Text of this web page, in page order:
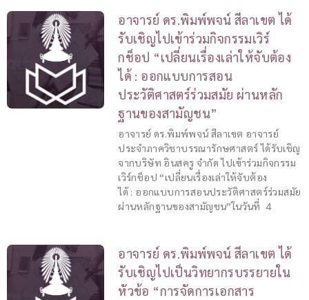
อาจารย์ ดร.พิมพ์พจน์ สีลาเขต ได้
รับเชิญไปเข้าร่วมกิจกรรมเวิร์
กช็อป “เปลี่ยนเรื่องเล่าให้จับต้อง
ได้ : ออกแบบการสอน
ประวัติศาสตร์ร่วมสมัย ผ่านหลัก
ฐานของสามัญชน”
อาจารย์ ดร.พิมพ์พจน์ สีลาเขต อาจารย์
ประจำภาควิชาบรรณารักษศาสตร์ ได้รับเชิญ
จากบริษัท อินสครู จำกัด ไปเข้าร่วมกิจกรรม
เวิร์กช็อป “เปลี่ยนเรื่องเล่าให้จับต้อง
ได้ : ออกแบบการสอนประวัติศาสตร์ร่วมสมัย
ผ่านหลักฐานของสามัญชน”ในวันที่ 4
อาจารย์ ดร.พิมพ์พจน์ สีลาเขต ได้
รับเชิญไปเป็นวิทยากรบรรยายใน
หัวข้อ “การจัดการเอกสาร